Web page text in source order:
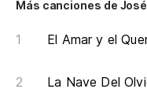
Más canciones de
El Amar y el
La Nave Del